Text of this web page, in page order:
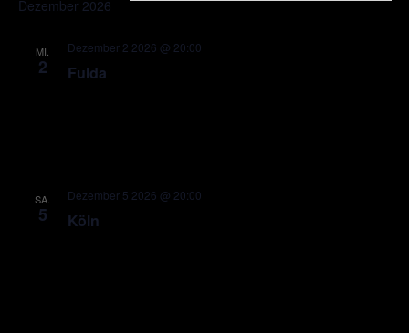
Dezember 2026
MI.
2 Fulda
Dezember 2 2026 @ 20:00
SA.
5 Köln
Dezember 5 2026 @ 20:00